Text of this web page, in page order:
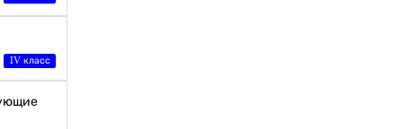
IV класс